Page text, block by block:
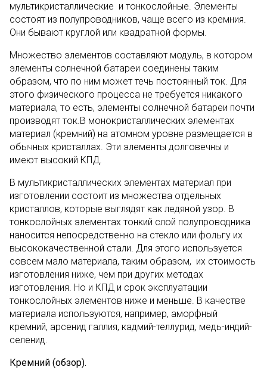
мультикристаллические и тонкослойные. Элементы
состоят из полупроводников, чаще всего из кремния.
Они бывают круглой или квадратной формы.
Множество элементов составляют модуль, в котором
элементы солнечной батареи соединены таким
образом, что по ним может течь постоянный ток. Для
этого физического процесса не требуется никакого
материала, то есть, элементы солнечной батареи почти
производят ток.В монокристаллических элементах
материал (кремний) на атомном уровне размещается в
обычных кристаллах. Эти элементы долговечны и
имеют высокий КПД.
В мультикристаллических элементах материал при
изготовлении состоит из множества отдельных
кристаллов, которые выглядят как ледяной узор. В
тонкослойных элементах тонкий слой полупроводника
наносится непосредственно на стекло или фольгу их
высококачественной стали. Для этого используется
совсем мало материала, таким образом, их стоимость
изготовления ниже, чем при других методах
изготовления. Но и КПД и срок эксплуатации
тонкослойных элементов ниже и меньше. В качестве
материала используются, например, аморфный
кремний, арсенид галлия, кадмий-теллурид, медь-индий-
селенид.
Кремний (обзор).